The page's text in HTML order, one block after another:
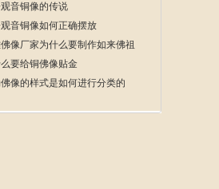
音铜像的传说
音铜像如何正确摆放
像厂家为什么要制作如来佛祖
要给铜佛像贴金
像的样式是如何进行分类的